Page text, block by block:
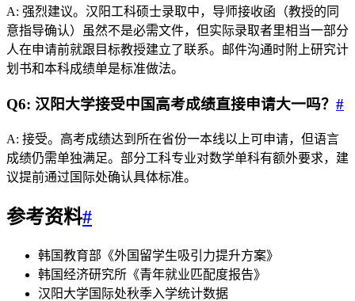
A: 强烈建议。汉阳工科硕士录取中，导师接收函（教授的同
意指导确认）虽然不是必需文件，但实际录取者里相当一部分
人在申请前就跟目标教授建立了联系。邮件沟通时附上研究计
划书和本科成绩单是标准做法。
Q6: 汉阳大学接受中国高考成绩直接申请大一吗？ #
A: 接受。高考成绩达到所在省份一本线以上可申请，但语言
成绩仍需单独满足。部分工科专业对数学单科有额外要求，建
议提前通过国际处确认具体标准。
参考资料#
韩国教育部《外国留学生吸引力提升方案》
韩国经济研究所《青年就业匹配度报告》
汉阳大学国际处秋季入学统计数据